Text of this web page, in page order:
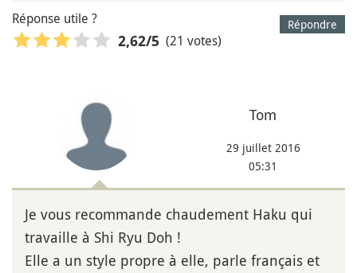
Répondre
Réponse utile ?
2,62/5 (21 votes)
Tom
29 juillet 2016
05:31
Je vous recommande chaudement Haku qui
travaille à Shi Ryu Doh !
Elle a un style propre à elle, parle français et